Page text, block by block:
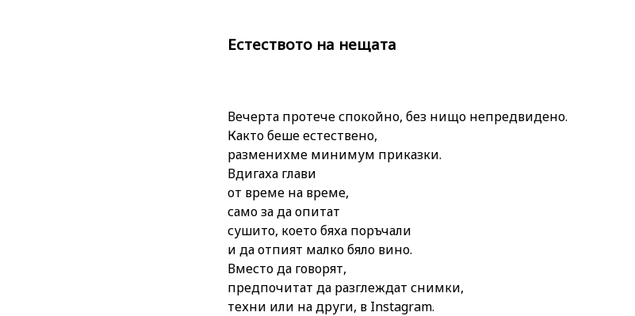
Естеството на нещата
Вечерта протече спокойно, без нищо непредвидено.
Както беше естествено,
разменихме минимум приказки.
Вдигаха глави
от време на време,
само за да опитат
сушито, което бяха поръчали
и да отпият малко бяло вино.
Вместо да говорят,
предпочитат да разглеждат снимки,
техни или на други, в Instagram.